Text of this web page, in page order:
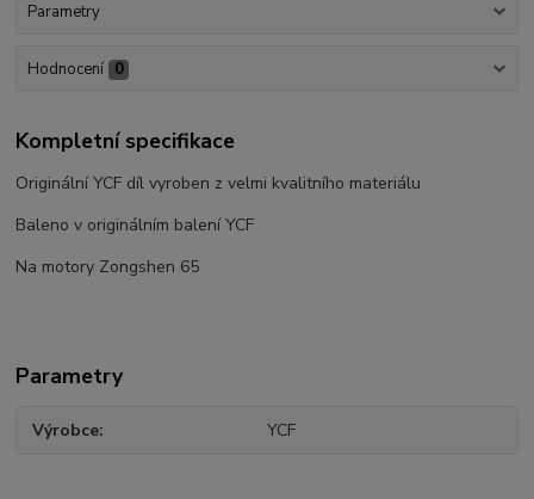
Parametry
Hodnocení 0
Kompletní specifikace
Originální YCF díl vyroben z velmi kvalitního materiálu
Baleno v originálním balení YCF
Na motory Zongshen 65
Parametry
Výrobce YCF